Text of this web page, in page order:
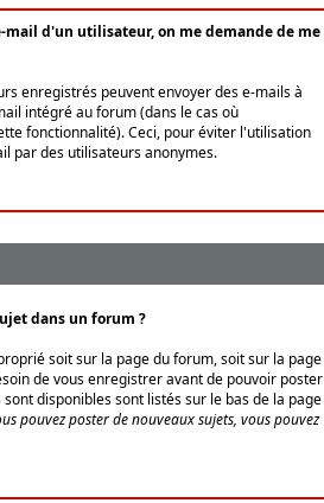
mail d'un utilisateur, on me demande de me
enregistrés peuvent envoyer des e-mails à
intégré au forum (dans le cas où
fonctionnalité). Ceci, pour éviter l'utilisation
par des utilisateurs anonymes.
dans un forum ?
soit sur la page du forum, soit sur la page
de vous enregistrer avant de pouvoir poster
disponibles sont listés sur le bas de la page
pouvez poster de nouveaux sujets, vous pouvez